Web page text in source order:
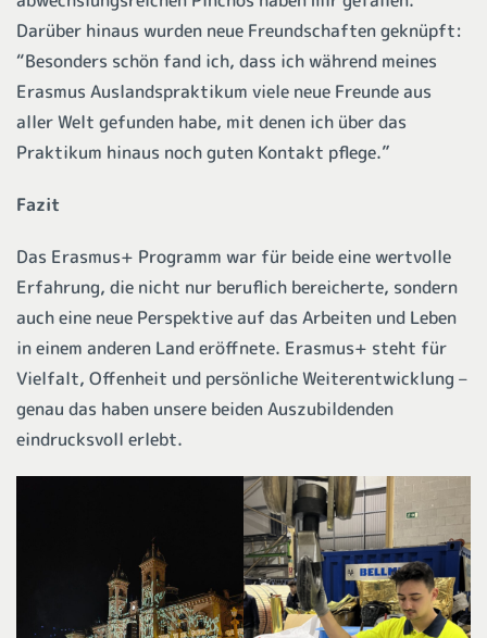
Darüber hinaus wurden neue Freundschaften geknüpft:
“Besonders schön fand ich, dass ich während meines
Erasmus Auslandspraktikum viele neue Freunde aus
aller Welt gefunden habe, mit denen ich über das
Praktikum hinaus noch guten Kontakt pflege.”
Fazit
Das Erasmus+ Programm war für beide eine wertvolle
Erfahrung, die nicht nur beruflich bereicherte, sondern
auch eine neue Perspektive auf das Arbeiten und Leben
in einem anderen Land eröffnete. Erasmus+ steht für
Vielfalt, Offenheit und persönliche Weiterentwicklung –
genau das haben unsere beiden Auszubildenden
eindrucksvoll erlebt.